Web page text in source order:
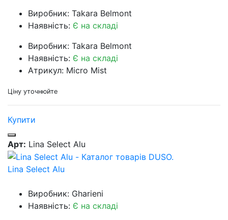
Виробник: Takara Belmont
Наявність: Є на складі
Виробник: Takara Belmont
Наявність: Є на складі
Атрикул: Micro Mist
Ціну уточнюйте
Купити
Арт: Lina Select Alu
Lina Select Alu
Виробник: Gharieni
Наявність: Є на складі